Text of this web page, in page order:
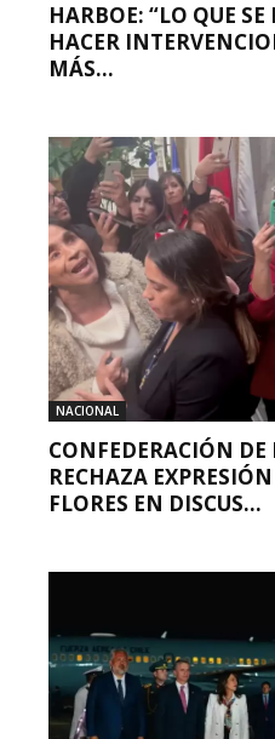
HARBOE: “LO QUE
HACER
MÁS...
NACIONAL
CONFEDERACIÓN DE
RECHAZA
FLORES EN DISCUS...